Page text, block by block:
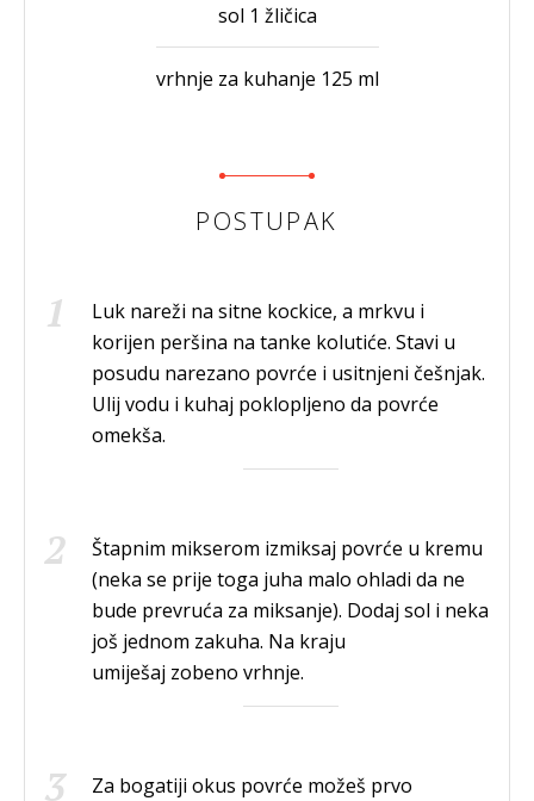
sol 1 žličica
vrhnje za kuhanje 125 ml
POSTUPAK
Luk nareži na sitne kockice, a mrkvu i
korijen peršina na tanke kolutiće. Stavi u
posudu narezano povrće i usitnjeni češnjak.
Ulij vodu i kuhaj poklopljeno da povrće
omekša.
Štapnim mikserom izmiksaj povrće u kremu
(neka se prije toga juha malo ohladi da ne
bude prevruća za miksanje). Dodaj sol i neka
još jednom zakuha. Na kraju
umiješaj zobeno vrhnje.
Za bogatiji okus povrće možeš prvo